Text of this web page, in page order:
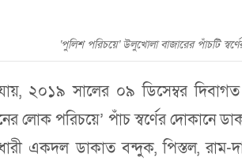
‘পুলিশ পরিচয়ে’ উলুখোলা বাজারের পাঁচটি
২০১৯ সালের ০৯ ডিসেম্বর
লোক পরিচয়ে’ পাঁচ স্বর্ণের দোকানে
একদল ডাকাত বন্দুক, পিস্তল, রাম-